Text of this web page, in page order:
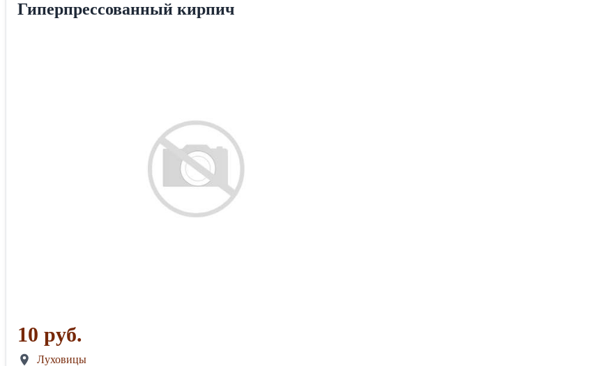
Гиперпрессованный кирпич
10 руб.
Луховицы